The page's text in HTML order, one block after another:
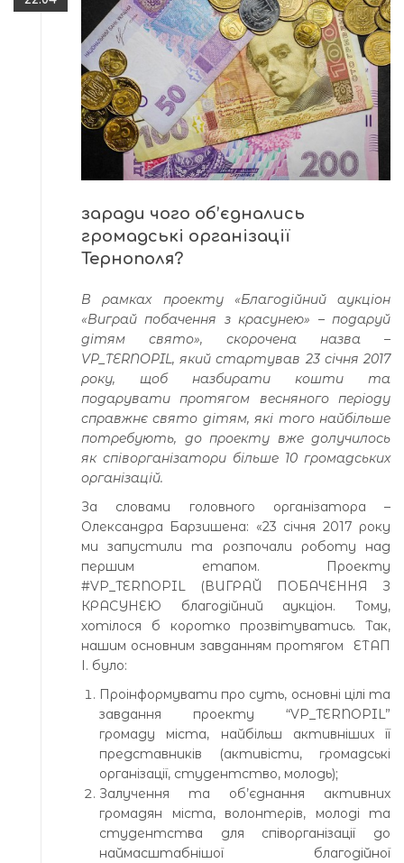
заради чого об’єднались
громадські організації
Тернополя?
В рамках проекту «Благодійний аукціон
«Виграй побачення з красунею» – подаруй
дітям свято», скорочена назва –
VP TERNOPIL, який стартував 23 січня 2017
року, щоб назбирати кошти та
подарувати протягом весняного періоду
справжнє свято дітям, які того найбільше
потребують, до проекту вже долучилось
як співорганізатори більше 10 громадських
організацій.
За словами головного організатора –
Олександра Барзишена: «23 січня 2017 року
ми запустили та розпочали роботу над
першим етапом. Проекту
#VP_TERNOPIL (ВИГРАЙ ПОБАЧЕННЯ З
КРАСУНЕЮ благодійний аукціон. Тому,
хотілося б коротко прозвітуватись. Так,
нашим основним завданням протягом ЕТАП
І. було:
Проінформувати про суть, основні цілі та
завдання проекту “VP_TERNOPIL”
громаду міста, найбільш активніших її
представників (активісти, громадські
організації, студентство, молодь);
Залучення та об’єднання активних
громадян міста, волонтерів, молоді та
студентства для співорганізації до
наймасштабнішої благодійної